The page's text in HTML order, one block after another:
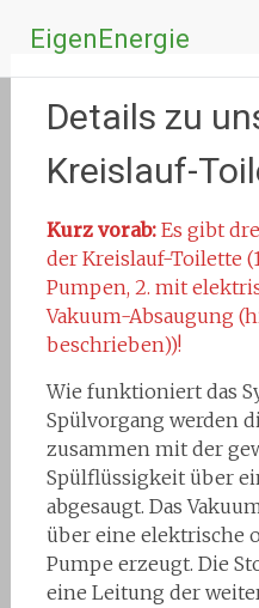
Inhalt
springen
EigenEnergie
Details zu
Kreislauf-
Kurz vorab:Es gibt
der Kreislauf-Toilette
Pumpen, 2. mit
Vakuum-Absaugung
beschrieben))!
Wie funktioniert das
Spülvorgang werden
zusammen mit der
Spülflüssigkeit über
abgesaugt. Das
über eine elektrische
Pumpe erzeugt. Die
eine Leitung der